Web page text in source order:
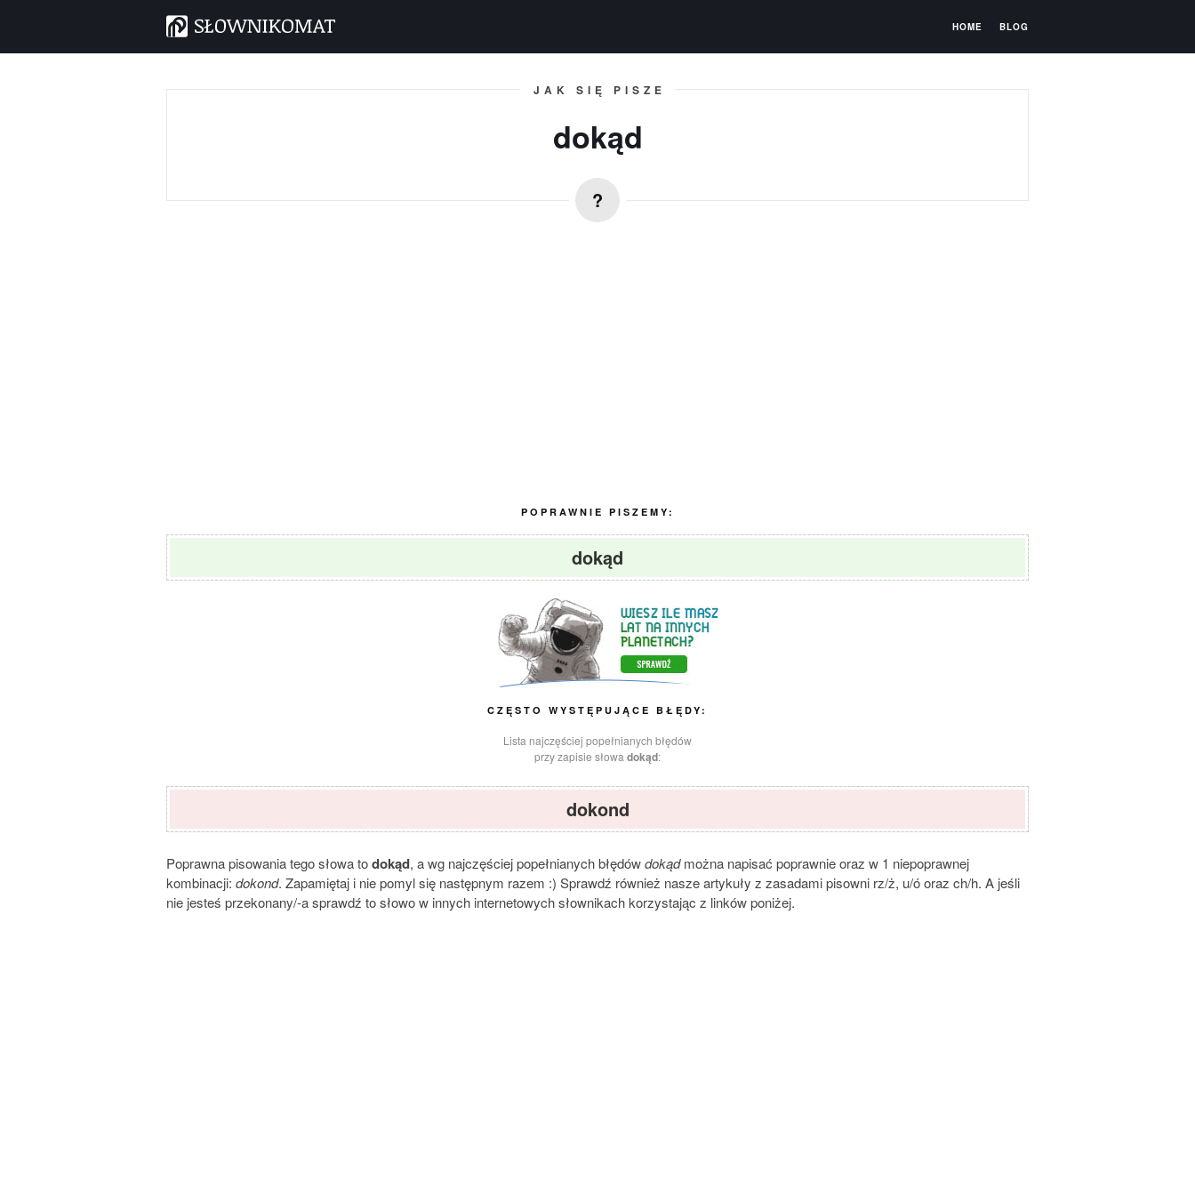
HOME BLOG
JAK SIĘ PISZE
dokąd
POPRAWNIE PISZEMY:
dokąd
CZĘSTO WYSTĘPUJĄCE BŁĘDY:
Lista najczęściej popełnianych błędów
przy zapisie słowa dokąd:
dokond
Poprawna pisowania tego słowa todokąd, a wg najczęściej popełnianych błędówdokądmożna napisać poprawnie oraz w 1 niepoprawnej
kombinacji: dokond. Zapamiętaj i nie pomyl się następnym razem :) Sprawdź również nasze artykuły z zasadami pisowni rz/ż, u/ó oraz ch/h. A jeśli
nie jesteś przekonany/-a sprawdź to słowo w innych internetowych słownikach korzystając z linków poniżej.